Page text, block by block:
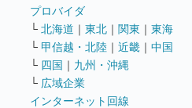
プロバイダ
└ 北海道 ｜ 東北 ｜ 関東 ｜ 東海
└ 甲信越・北陸 ｜ 近畿 ｜ 中国
└ 四国 ｜ 九州・沖縄
└ 広域企業
インターネット回線